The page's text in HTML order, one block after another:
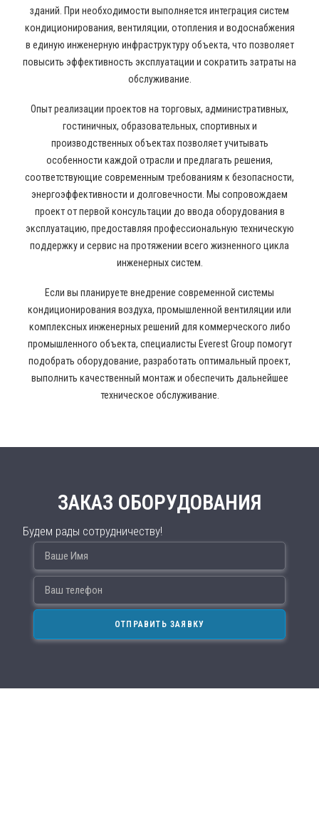
зданий. При необходимости выполняется интеграция систем
кондиционирования, вентиляции, отопления и водоснабжения
в единую инженерную инфраструктуру объекта, что позволяет
повысить эффективность эксплуатации и сократить затраты на
обслуживание.
Опыт реализации проектов на торговых, административных,
гостиничных, образовательных, спортивных и
производственных объектах позволяет учитывать
особенности каждой отрасли и предлагать решения,
соответствующие современным требованиям к безопасности,
энергоэффективности и долговечности. Мы сопровождаем
проект от первой консультации до ввода оборудования в
эксплуатацию, предоставляя профессиональную техническую
поддержку и сервис на протяжении всего жизненного цикла
инженерных систем.
Если вы планируете внедрение современной системы
кондиционирования воздуха, промышленной вентиляции или
комплексных инженерных решений для коммерческого либо
промышленного объекта, специалисты Everest Group помогут
подобрать оборудование, разработать оптимальный проект,
выполнить качественный монтаж и обеспечить дальнейшее
техническое обслуживание.
ЗАКАЗ ОБОРУДОВАНИЯ
Будем рады сотрудничеству!